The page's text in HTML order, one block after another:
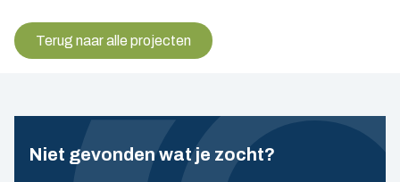
Terug naar alle projecten
Niet gevonden wat je zocht?